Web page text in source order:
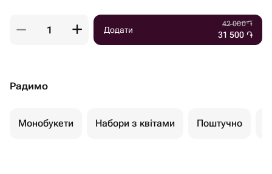
Додати
42 000֏
31 500 ֏
Радимо
Монобукети Набори з квітами Поштучно